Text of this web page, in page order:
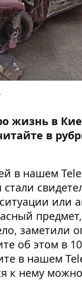
жизнь в
в
в нашем
стали
или
предмет,
заметили
об этом в
в нашем
к нему можно